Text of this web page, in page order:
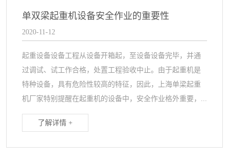
单双梁起重机设备安全作业的重要性
2020-11-12
起重设备设备工程从设备开箱起，至设备设备完毕，并通
过调试、试工作合格，处置工程验收中止。由于起重机是
特种设备，具有危险性较高的特征，因此，上海单梁起重
机厂家特别提醒在起重机的设备中，安全作业格外重要，...
了解详情 +